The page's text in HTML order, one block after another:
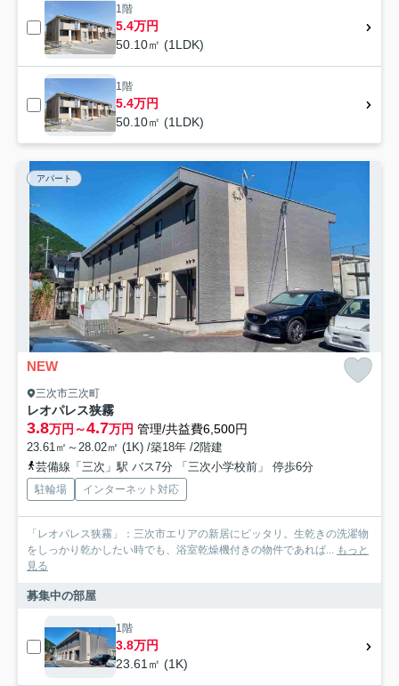
1階
5.4万円
50.10㎡ (1LDK)
1階
5.4万円
50.10㎡ (1LDK)
アパート
NEW
三次市三次町
レオパレス狭霧
3.8万円～4.7万円 管理/共益費6,500円
23.61㎡～28.02㎡ (1K) /築18年 /2階建
芸備線「三次」駅 バス7分 「三次小学校前」 停歩6分
駐輪場 インターネット対応
「レオパレス狭霧」：三次市エリアの新居にピッタリ。生乾きの洗濯物
をしっかり乾かしたい時でも、浴室乾燥機付きの物件であれば... もっと
見る
募集中の部屋
1階
3.8万円
23.61㎡ (1K)